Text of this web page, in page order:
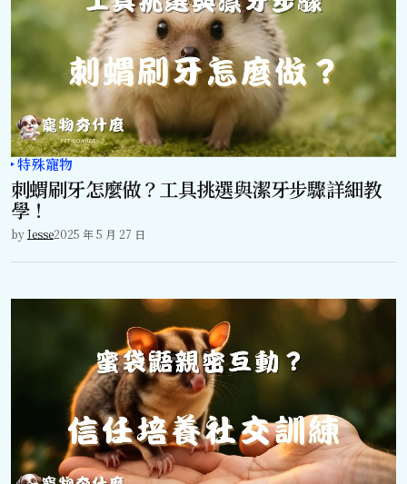
特殊寵物
刺蝟刷牙怎麼做？工具挑選與潔牙步驟詳細教
學！
byJesse2025 年 5 月 27 日